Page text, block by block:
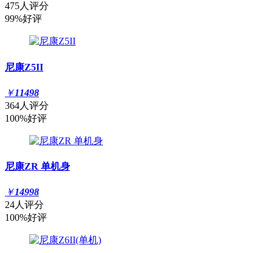
475人评分
99%好评
尼康Z5II
￥11498
364人评分
100%好评
尼康ZR 单机身
￥14998
24人评分
100%好评